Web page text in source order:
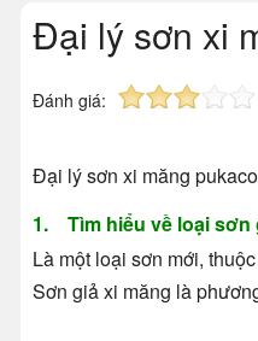
Đại lý sơn xi
Đánh giá:
Đại lýsơn xi măng
1. Tìm hiểu về loại sơn
Là một loại sơn mới,
Sơn giả xi măng là